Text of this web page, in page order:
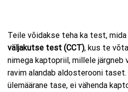
Teile võidakse teha ka test,
väljakutse test (CCT), kus te
nimega kaptopriil, millele järgneb
ravim alandab aldosterooni
ülemäärane tase, ei vähenda